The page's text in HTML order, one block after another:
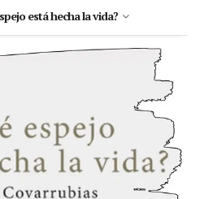
está hecha la vida?